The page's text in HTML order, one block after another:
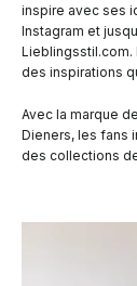
inspire avec ses
Instagram et
Lieblingsstil.com.
des inspirations
Avec la marque
Dieners, les fans
des collections